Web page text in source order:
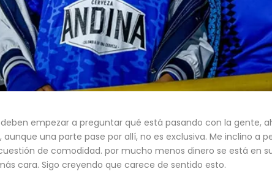
empezar a preguntar qué está pasando con la gente,
una parte pase por allí, no es exclusiva. Me inclino a
de comodidad. por mucho menos dinero se está en
cara. Sigo creyendo que carece de sentido esto.